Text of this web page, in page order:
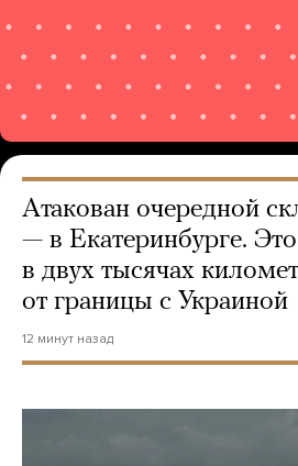
Атакован очередной
— в Екатеринбурге.
в двух тысячах
от границы с Украиной
12 минут назад